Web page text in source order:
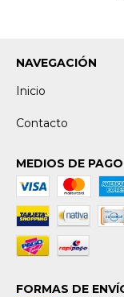
NAVEGACIÓN
Inicio
Contacto
MEDIOS DE PAGO
FORMAS DE